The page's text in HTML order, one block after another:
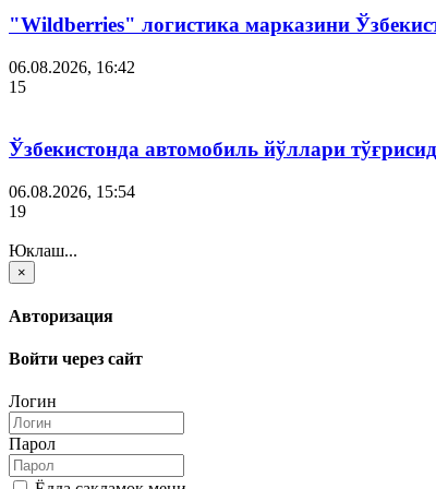
"Wildberries" логистика марказини
06.08.2026, 16:42
15
Ўзбекистонда автомобиль йўллари
06.08.2026, 15:54
19
Юклаш...
×
Авторизация
Войти через сайт
Логин
Парол